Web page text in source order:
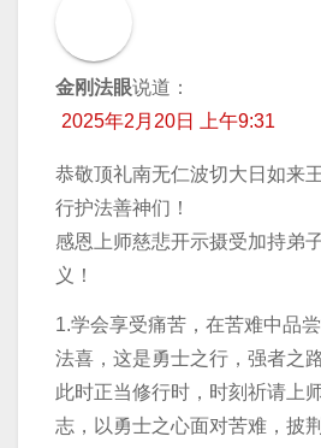
金刚法眼说道：
2025年2月20日 上午9:31
恭敬顶礼南无仁波切大日如来
行护法善神们！
感恩上师慈悲开示摄受加持弟
义！
1.学会享受痛苦，在苦难中品
法喜，这是勇士之行，强者之路
此时正当修行时，时刻祈请上
志，以勇士之心面对苦难，披